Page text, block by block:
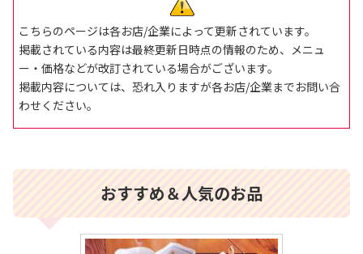
こちらのページは各お店/企業によって更新されています。
掲載されている内容は最終更新日時点の情報のため、メニュ
ー・価格などが改訂されている場合がございます。
掲載内容については、恐れ入りますが各お店/企業までお問い合
わせください。
おすすめ＆人気のお品